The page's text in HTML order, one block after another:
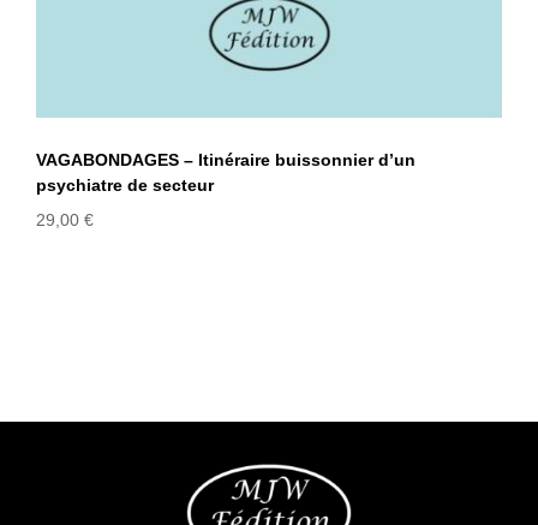
VAGABONDAGES – Itinéraire buissonnier d’un
psychiatre de secteur
29,00 €